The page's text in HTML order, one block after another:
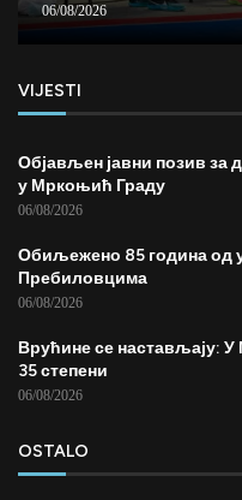
06/08/2026
VIJESTI
Објављен јавни позив за
у Мркоњић Граду
06/08/2026
Обиљежено 85 година од
Пребиловцима
06/08/2026
Врућине се настављају:
35 степени
06/08/2026
OSTALO